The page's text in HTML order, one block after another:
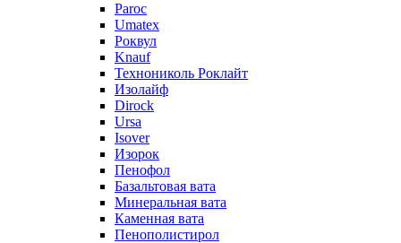
Paroc
Umatex
Роквул
Knauf
Технониколь Роклайт
Изолайф
Dirock
Ursa
Isover
Изорок
Пенофол
Базальтовая вата
Минеральная вата
Каменная вата
Пенополистирол